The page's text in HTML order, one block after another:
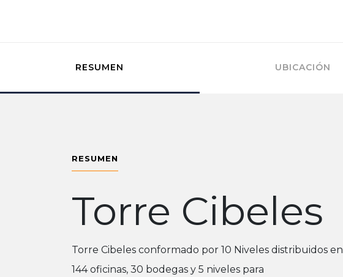
RESUMEN UBICACIÓN
RESUMEN
Torre Cibeles
Torre Cibeles conformado por 10 Niveles distribuidos en
144 oficinas, 30 bodegas y 5 niveles para